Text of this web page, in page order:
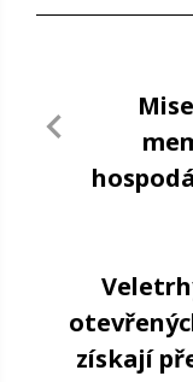
získají